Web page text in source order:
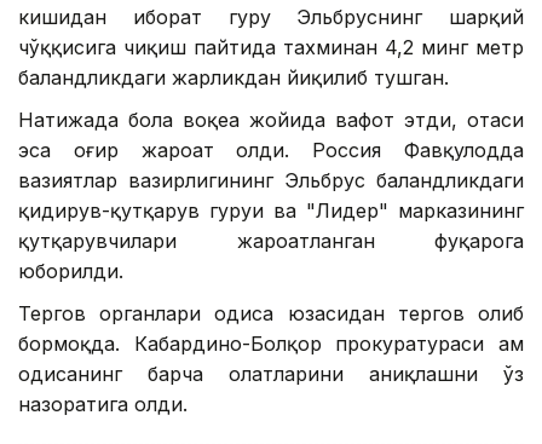
кишидан иборат гуруҳ Эльбруснинг шарқий
чўққисига чиқиш пайтида тахминан 4,2 минг метр
баландликдаги жарликдан йиқилиб тушган.
Натижада бола воқеа жойида вафот этди, отаси
эса оғир жароҳат олди. Россия Фавқулодда
вазиятлар вазирлигининг Эльбрус баландликдаги
қидирув-қутқарув гуруҳи ва "Лидер" марказининг
қутқарувчилари жароҳатланган фуқарога
юборилди.
Тергов органлари ҳодиса юзасидан тергов олиб
бормоқда. Кабардино-Болқор прокуратураси ҳам
ҳодисанинг барча ҳолатларини аниқлашни ўз
назоратига олди.